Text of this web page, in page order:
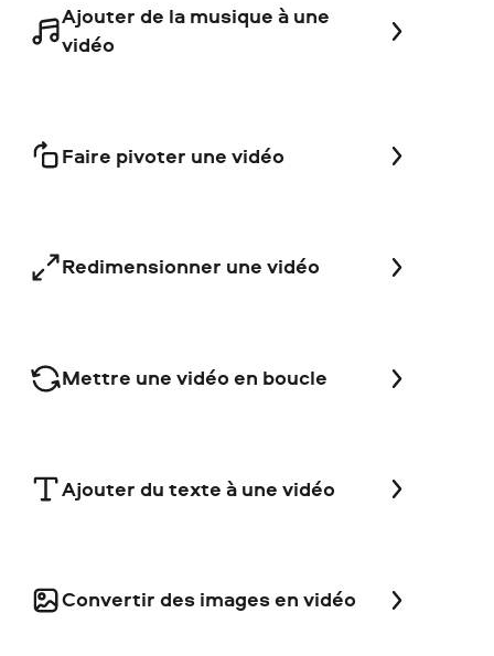
Ajouter de la musique à une
vidéo
Faire pivoter une vidéo
Redimensionner une vidéo
Mettre une vidéo en boucle
Ajouter du texte à une vidéo
Convertir des images en vidéo